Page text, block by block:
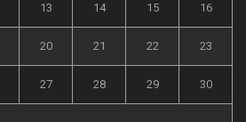
13 14 15 16
20 21 22 23
27 28 29 30